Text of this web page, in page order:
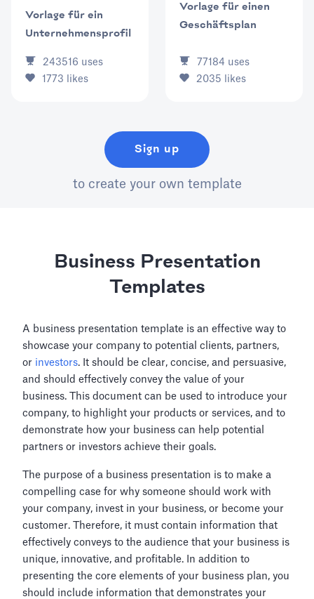
Vorlage für ein
Unternehmensprofil
243516 uses
1773 likes
Vorlage für einen
Geschäftsplan
77184 uses
2035 likes
Sign up
to create your own template
Business Presentation
Templates
A business presentation template is an effective way to
showcase your company to potential clients, partners,
or investors. It should be clear, concise, and persuasive,
and should effectively convey the value of your
business. This document can be used to introduce your
company, to highlight your products or services, and to
demonstrate how your business can help potential
partners or investors achieve their goals.
The purpose of a business presentation is to make a
compelling case for why someone should work with
your company, invest in your business, or become your
customer. Therefore, it must contain information that
effectively conveys to the audience that your business is
unique, innovative, and profitable. In addition to
presenting the core elements of your business plan, you
should include information that demonstrates your